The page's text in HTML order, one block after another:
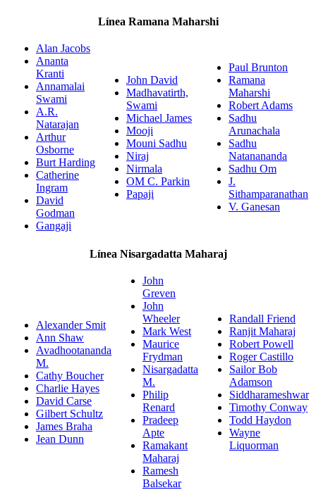
Línea Ramana Maharshi
Alan Jacobs
Ananta
Kranti
Annamalai
Swami
A.R.
Natarajan
Arthur
Osborne
Burt Harding
Catherine
Ingram
David
Godman
Gangaji
John David
Madhavatirth,
Swami
Michael James
Mooji
Mouni Sadhu
Niraj
Nirmala
OM C. Parkin
Papaji
Paul Brunton
Ramana
Maharshi
Robert Adams
Sadhu
Arunachala
Sadhu
Natanananda
Sadhu Om
J.
Sithamparanathan
V. Ganesan
Línea Nisargadatta Maharaj
Alexander Smit
Ann Shaw
Avadhootananda
M.
Cathy Boucher
Charlie Hayes
David Carse
Gilbert Schultz
James Braha
Jean Dunn
John
Greven
John
Wheeler
Mark West
Maurice
Frydman
Nisargadatta
M.
Philip
Renard
Pradeep
Apte
Ramakant
Maharaj
Ramesh
Balsekar
Randall Friend
Ranjit Maharaj
Robert Powell
Roger Castillo
Sailor Bob
Adamson
Siddharameshwar
Timothy Conway
Todd Haydon
Wayne
Liquorman